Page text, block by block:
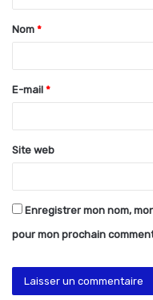
t
a
e
*
Nom *
E-mail *
Site web
Enregistrer mon nom,
pour mon prochain